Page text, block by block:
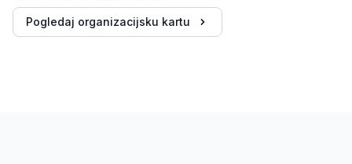
Pogledaj organizacijsku kartu